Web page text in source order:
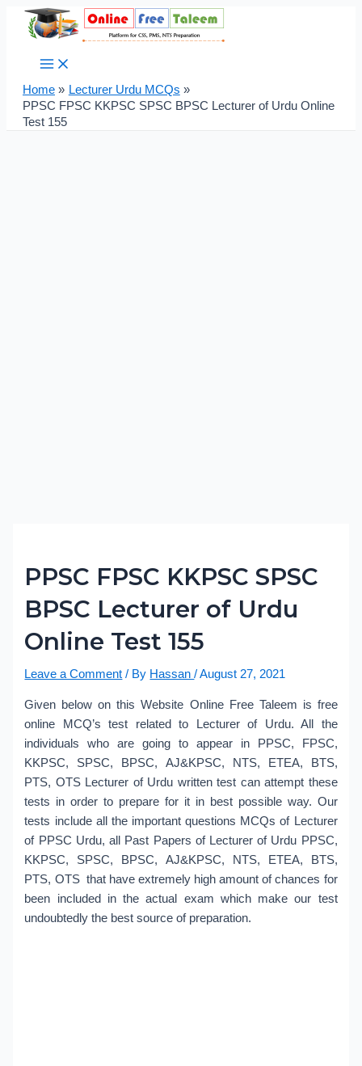
Skip
Menu
Home
Lecturer Urdu MCQs
PPSC FPSC KKPSC SPSC BPSC Lecturer of Urdu Online
Test 155
PPSC FPSC KKPSC SPSC
BPSC Lecturer of Urdu
Online Test 155
Leave a Comment / By Hassan/August 27, 2021
Given below on this Website Online Free Taleem is free
online MCQ’s test related to Lecturer of Urdu. All the
individuals who are going to appear in PPSC, FPSC,
KKPSC, SPSC, BPSC, AJ&KPSC, NTS, ETEA, BTS,
PTS, OTS Lecturer of Urdu written test can attempt these
tests in order to prepare for it in best possible way. Our
tests include all the important questions MCQs of Lecturer
of PPSC Urdu, all Past Papers of Lecturer of Urdu PPSC,
KKPSC, SPSC, BPSC, AJ&KPSC, NTS, ETEA, BTS,
PTS, OTS that have extremely high amount of chances for
been included in the actual exam which make our test
undoubtedly the best source of preparation.
Post
navigation